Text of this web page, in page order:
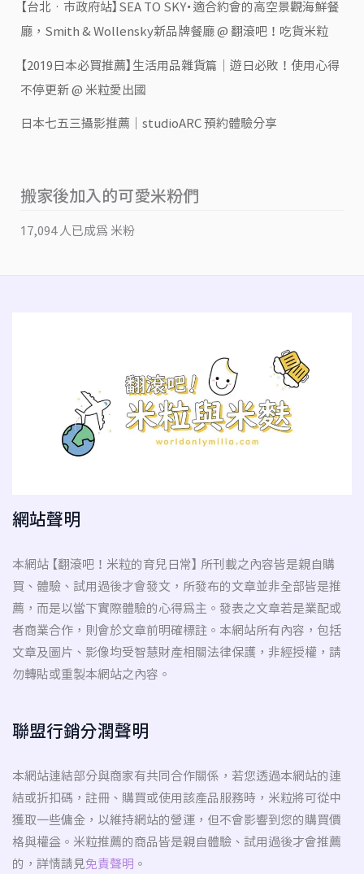
【台北‧市政府站】SEA TO SKY・適合約會的高空景觀海鮮餐
廳，Smith & Wollensky新品牌餐廳 @ 翻滾吧！吃貨米粒
【2019日本必買推薦】生活用品雜貨篇｜遊日必敗！使用心得
不停更新 @ 米粒愛出國
日本七五三攝影推薦｜studioARC 預約體驗分享
搬家後加入的可愛米粉們
17,094 人已成為 米粉
網站聲明
本網站 【翻滾吧！米粒的育兒日常】 所刊載之內容皆是親自購
買、體驗、試用過後才會發文，所發布的文章並非全部皆是推
薦，而是以當下實際體驗的心得為主。發表之文章若是業配或
者商業合作，則會於文章前明確標註。本網站所有內容，包括
文章及圖片、影像均受智慧財產相關法律保護，非經授權，請
勿轉貼或重製本網站之內容。
聯盟行銷分潤聲明
本網站連結部分與商家有共同合作關係，若您透過本網站的連
結或折扣碼，註冊、購買或使用該產品服務時，米粒將可從中
獲取一些傭金，以維持網站的營運，但不會影響到您的購買價
格與權益。米粒推薦的商品皆是親自體驗、試用過後才會推薦
的，詳情請見免責聲明 。